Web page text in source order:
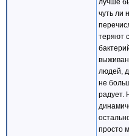
лучше
чуть ли
теряют
людей,
не
радует.
просто